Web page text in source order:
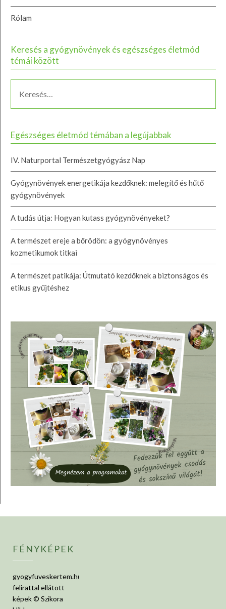
Rólam
Keresés a gyógynövények és egészséges életmód
témái között
Egészséges életmód témában a legújabbak
IV. Naturportal Természetgyógyász Nap
Gyógynövények energetikája kezdőknek: melegítő és hűtő
gyógynövények
A tudás útja: Hogyan kutass gyógynövényeket?
A természet ereje a bőrödön: a gyógynövényes
kozmetikumok titkai
A természet patikája: Útmutató kezdőknek a biztonságos és
etikus gyűjtéshez
FÉNYKÉPEK
gyogyfuveskertem.hu
felirattal ellátott
képek © Szikora